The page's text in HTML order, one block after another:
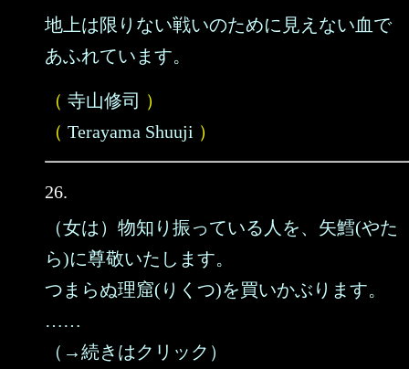
地上は限りない戦いのために見えない血で
あふれています。
（ 寺山修司 ）
（ Terayama Shuuji ）
26.
（女は）物知り振っている人を、矢鱈(やた
ら)に尊敬いたします。
つまらぬ理窟(りくつ)を買いかぶります。
……
（→続きはクリック）